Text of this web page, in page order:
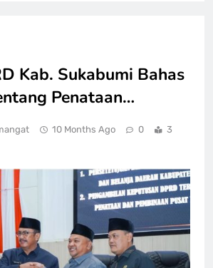
Kab. Sukabumi Bahas
Penataan…
10 Months Ago 0
3